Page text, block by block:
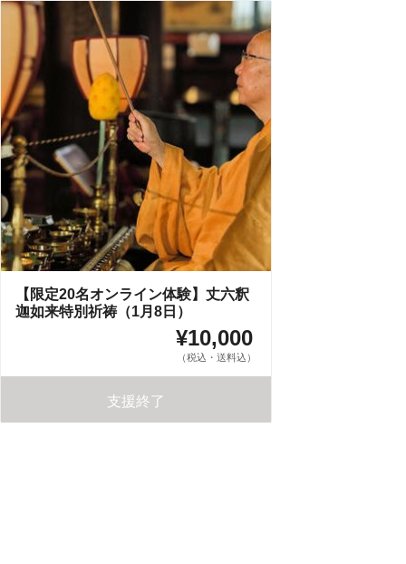
【限定20名オンライン体験】丈六釈
迦如来特別祈祷（1月8日）
¥10,000
（税込・送料込）
支援終了